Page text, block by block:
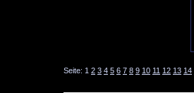
Seite: 1 2 3 4 5 6 7 8 9 10 11 12 13 14